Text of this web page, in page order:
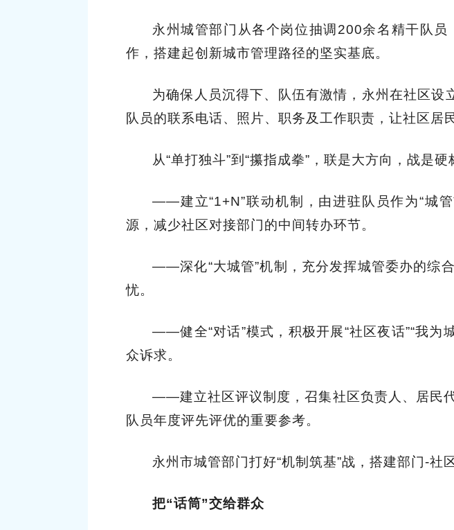
永州城管部门从各个岗位抽调200余名精干队
作，搭建起创新城市管理路径的坚实基底。
为确保人员沉得下、队伍有激情，永州在社区设
队员的联系电话、照片、职务及工作职责，让社区居
从“单打独斗”到“攥指成拳”，联是大方向，战是硬
——建立“1+N”联动机制，由进驻队员作为“城
源，减少社区对接部门的中间转办环节。
——深化“大城管”机制，充分发挥城管委办的综
忧。
——健全“对话”模式，积极开展“社区夜话”“我为
众诉求。
——建立社区评议制度，召集社区负责人、居民
队员年度评先评优的重要参考。
永州市城管部门打好“机制筑基”战，搭建部门-社
把“话筒”交给群众